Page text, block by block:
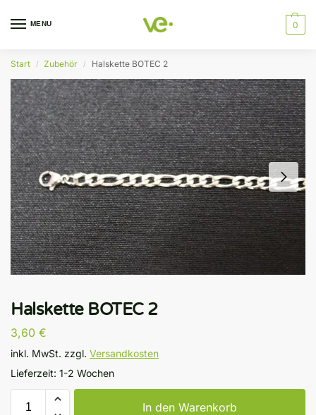
MENU 0
Start / Zubehör / Halskette BOTEC 2
Halskette BOTEC 2
3,60 €
inkl. MwSt. zzgl. Versandkosten
Lieferzeit: 1-2 Wochen
In den Warenkorb